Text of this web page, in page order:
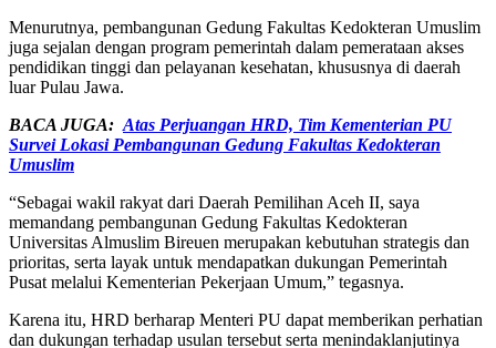
Menurutnya, pembangunan Gedung Fakultas Kedokteran Umuslim
juga sejalan dengan program pemerintah dalam pemerataan akses
pendidikan tinggi dan pelayanan kesehatan, khususnya di daerah
luar Pulau Jawa.
BACA JUGA: Atas Perjuangan HRD, Tim Kementerian PU
Survei Lokasi Pembangunan Gedung Fakultas Kedokteran
Umuslim
“Sebagai wakil rakyat dari Daerah Pemilihan Aceh II, saya
memandang pembangunan Gedung Fakultas Kedokteran
Universitas Almuslim Bireuen merupakan kebutuhan strategis dan
prioritas, serta layak untuk mendapatkan dukungan Pemerintah
Pusat melalui Kementerian Pekerjaan Umum,” tegasnya.
Karena itu, HRD berharap Menteri PU dapat memberikan perhatian
dan dukungan terhadap usulan tersebut serta menindaklanjutinya